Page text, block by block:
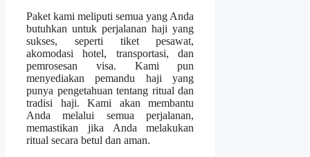
Paket kami meliputi semua yang Anda
butuhkan untuk perjalanan haji yang
sukses, seperti tiket pesawat,
akomodasi hotel, transportasi, dan
pemrosesan visa. Kami pun
menyediakan pemandu haji yang
punya pengetahuan tentang ritual dan
tradisi haji. Kami akan membantu
Anda melalui semua perjalanan,
memastikan jika Anda melakukan
ritual secara betul dan aman.